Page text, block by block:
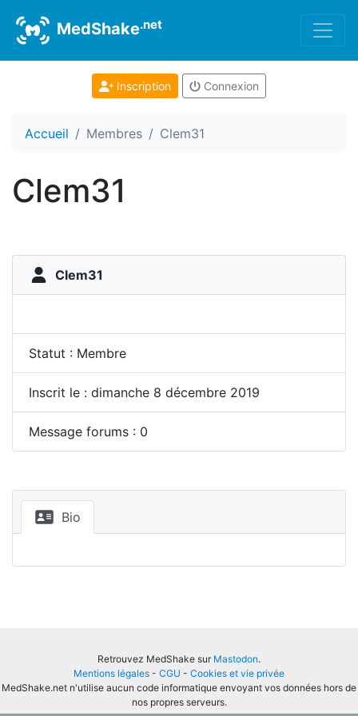
MedShake.net
Inscription Connexion
Accueil Membres Clem31
Clem31
Clem31
Statut : Membre
Inscrit le : dimanche 8 décembre 2019
Message forums : 0
Bio
Retrouvez MedShake sur Mastodon.
Mentions légales - CGU - Cookies et vie privée
MedShake.net n'utilise aucun code informatique envoyant vos données hors de
nos propres serveurs.